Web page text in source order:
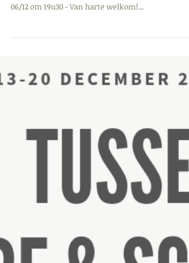
Vanaf 06/12 t.e.m. 31/01 kan je werk komen ervaren
06/12 om 19u30 - Van harte welkom!...